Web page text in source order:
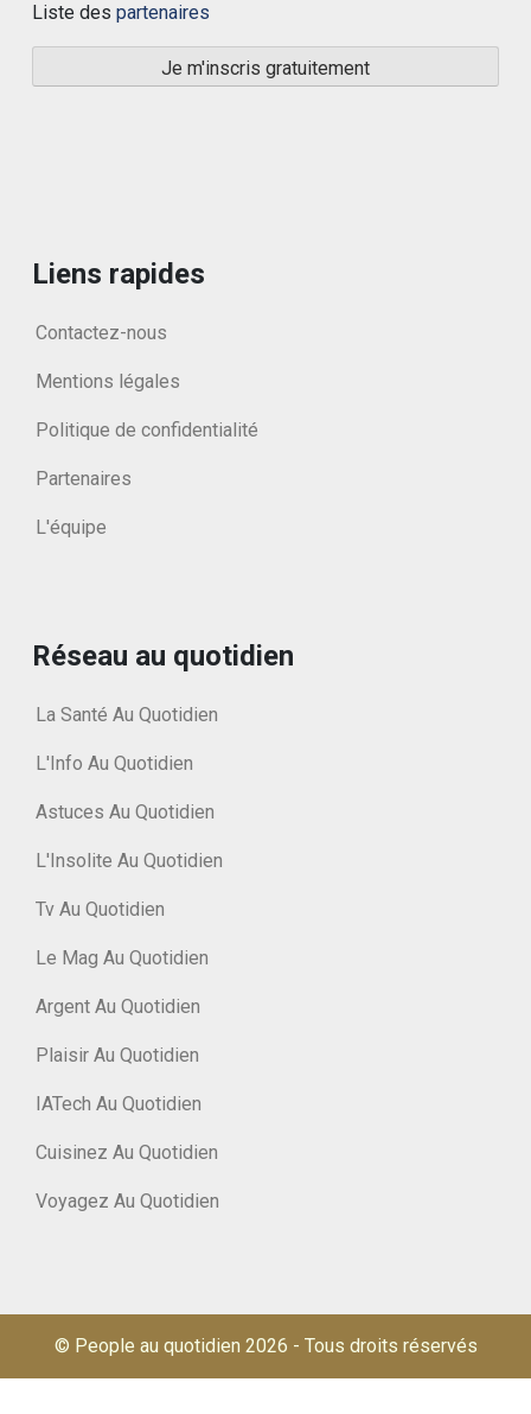
Liste des partenaires
Liens rapides
Contactez-nous
Mentions légales
Politique de confidentialité
Partenaires
L'équipe
Réseau au quotidien
La Santé Au Quotidien
L'Info Au Quotidien
Astuces Au Quotidien
L'Insolite Au Quotidien
Tv Au Quotidien
Le Mag Au Quotidien
Argent Au Quotidien
Plaisir Au Quotidien
IATech Au Quotidien
Cuisinez Au Quotidien
Voyagez Au Quotidien
© People au quotidien 2026 - Tous droits réservés